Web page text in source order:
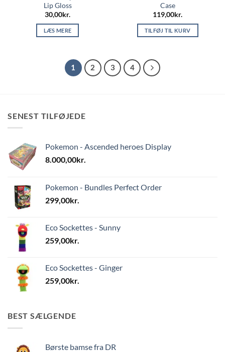
Lip Gloss
30,00kr.
LÆS MERE
Case
119,00kr.
TILFØJ TIL KURV
1 2 3 4
SENEST TILFØJEDE
Pokemon - Ascended heroes Display
8.000,00kr.
Pokemon - Bundles Perfect Order
299,00kr.
Eco Sockettes - Sunny
259,00kr.
Eco Sockettes - Ginger
259,00kr.
BEST SÆLGENDE
Børste bamse fra DR